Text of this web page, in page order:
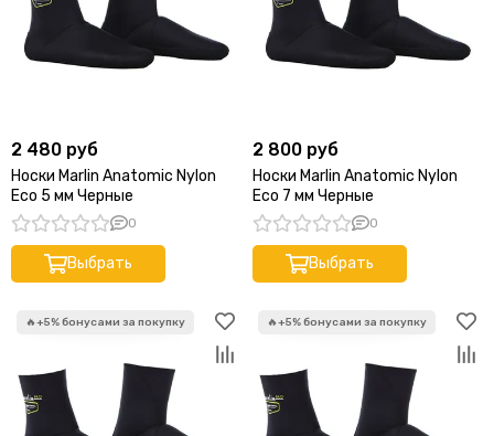
ScubaPro
AquaDiscovery
Akvilon
Eurocylinder Systems
Marset
DELFiN
Plano
Aerotecnica Coltri
TDE
View
2 480 руб
Носки Marlin Anatomic Nylon
Eco 5 мм Черные
0
Выбрать
2 800 руб
Носки Marlin Anatomic Nylon
Eco 7 мм Черные
0
Выбрать